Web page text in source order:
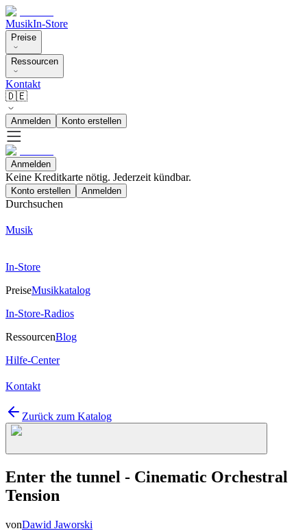
MusikIn-Store
Preise
Ressourcen
Kontakt
🇩🇪
Anmelden Konto erstellen
Anmelden
Keine Kreditkarte nötig. Jederzeit kündbar.
Konto erstellen Anmelden
Durchsuchen
Musik
In-Store
PreiseMusikkatalog
In-Store-Radios
RessourcenBlog
Hilfe-Center
Kontakt
Zurück zum Katalog
Enter the tunnel - Cinematic Orchestral
Tension
vonDawid Jaworski